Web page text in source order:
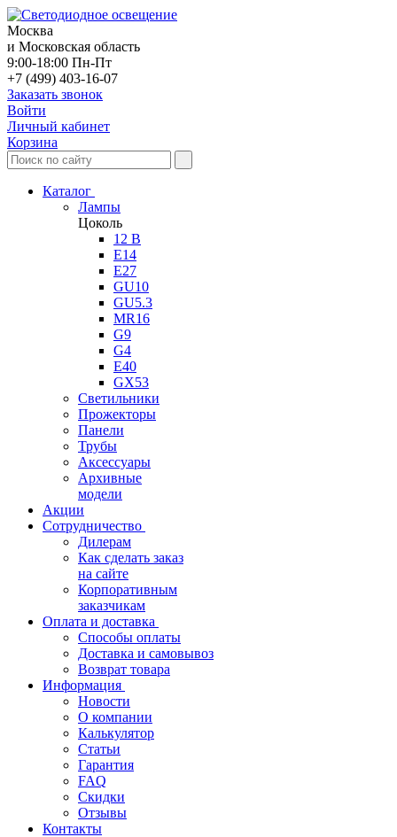
Москва
и Московская область
9:00-18:00 Пн-Пт
+7 (499) 403-16-07
Заказать звонок
Войти
Личный кабинет
Корзина
Каталог
Лампы
Цоколь
12 В
E14
E27
GU10
GU5.3
MR16
G9
G4
E40
GX53
Светильники
Прожекторы
Панели
Трубы
Аксессуары
Архивные
модели
Акции
Сотрудничество
Дилерам
Как сделать заказ
на сайте
Корпоративным
заказчикам
Оплата и доставка
Способы оплаты
Доставка и самовывоз
Возврат товара
Информация
Новости
О компании
Калькулятор
Статьи
Гарантия
FAQ
Скидки
Отзывы
Контакты